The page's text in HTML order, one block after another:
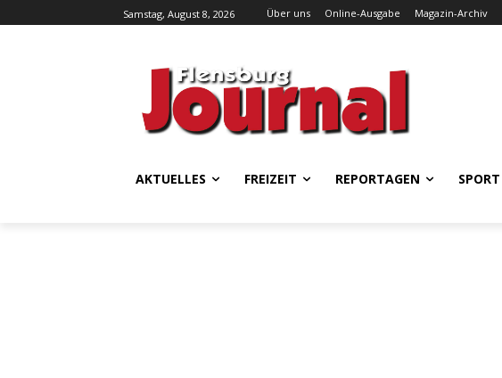
Samstag, August 8, 2026 Über uns Online-Ausgabe Magazin-Archiv
AKTUELLES FREIZEIT REPORTAGEN SPORT